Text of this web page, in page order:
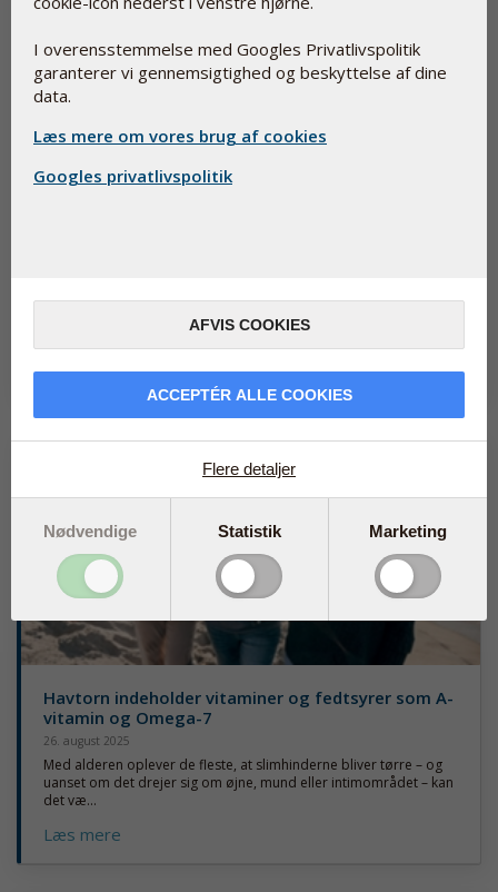
Hidtil har man troet at kun en tredjedel af kvinder er generet af
overgangsalderen. Et nyt studie afslører dog, at der er tale om
Læs mere
Havtorn indeholder vitaminer og fedtsyrer som A-
vitamin og Omega-7
26. august 2025
Med alderen oplever de fleste, at slimhinderne bliver tørre – og
uanset om det drejer sig om øjne, mund eller intimområdet – kan
det væ...
Læs mere
I overensstemmelse med Googles Privatlivspolitik
garanterer vi gennemsigtighed og beskyttelse af dine
data.
Læs mere om vores brug af cookies
Googles privatlivspolitik
AFVIS COOKIES
ACCEPTÉR ALLE COOKIES
Flere detaljer
Nødvendige Statistik Marketing